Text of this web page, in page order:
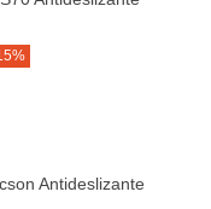
Antideslizante